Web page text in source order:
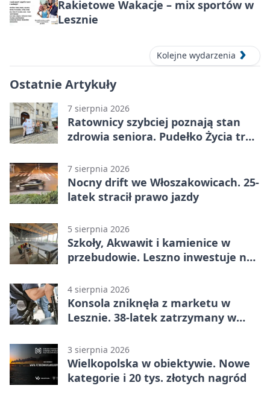
Rakietowe Wakacje – mix sportów w
Lesznie
Kolejne wydarzenia
Ostatnie Artykuły
7 sierpnia 2026
Ratownicy szybciej poznają stan
zdrowia seniora. Pudełko Życia trafi
7 sierpnia 2026
Nocny drift we Włoszakowicach. 25-
latek stracił prawo jazdy
5 sierpnia 2026
Szkoły, Akwawit i kamienice w
przebudowie. Leszno inwestuje na
4 sierpnia 2026
Konsola zniknęła z marketu w
Lesznie. 38-latek zatrzymany w
3 sierpnia 2026
Wielkopolska w obiektywie. Nowe
kategorie i 20 tys. złotych nagród